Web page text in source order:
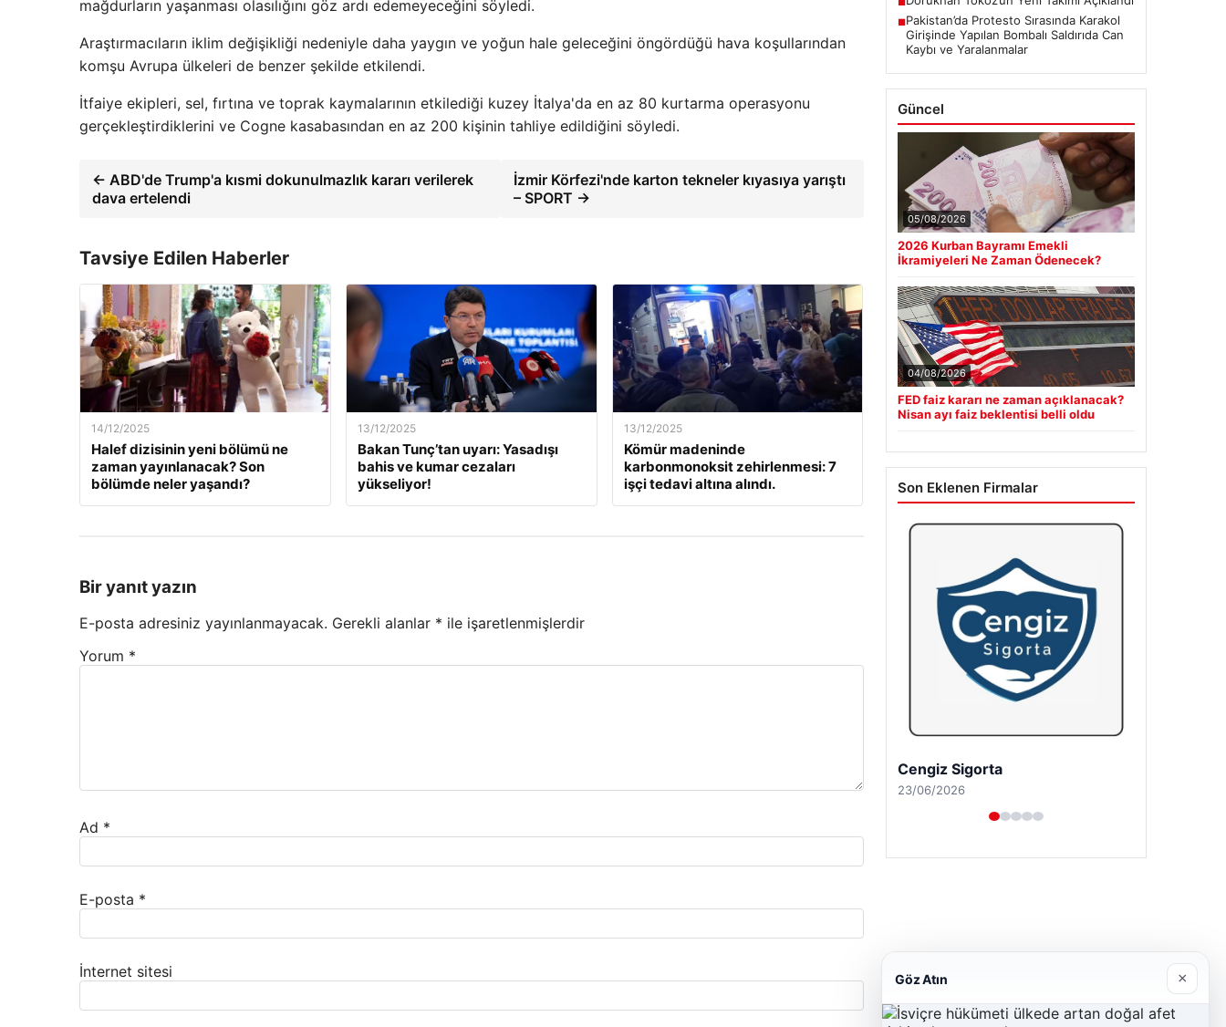
mağdurların yaşanması olasılığını göz ardı edemeyeceğini söyledi.
Araştırmacıların iklim değişikliği nedeniyle daha yaygın ve yoğun hale geleceğini öngördüğü hava koşullarından
komşu Avrupa ülkeleri de benzer şekilde etkilendi.
İtfaiye ekipleri, sel, fırtına ve toprak kaymalarının etkilediği kuzey İtalya'da en az 80 kurtarma operasyonu
gerçekleştirdiklerini ve Cogne kasabasından en az 200 kişinin tahliye edildiğini söyledi.
← ABD'de Trump'a kısmi dokunulmazlık kararı verilerek
dava ertelendi
İzmir Körfezi'nde karton tekneler kıyasıya yarıştı
– SPORT →
Tavsiye Edilen Haberler
14/12/2025
Halef dizisinin yeni bölümü ne
zaman yayınlanacak? Son
bölümde neler yaşandı?
13/12/2025
Bakan Tunç’tan uyarı: Yasadışı
bahis ve kumar cezaları
yükseliyor!
13/12/2025
Kömür madeninde
karbonmonoksit zehirlenmesi: 7
işçi tedavi altına alındı.
Bir yanıt yazın
E-posta adresiniz yayınlanmayacak. Gerekli alanlar * ile işaretlenmişlerdir
Yorum *
Ad *
E-posta *
İnternet sitesi
■Pakistan’da Protesto Sırasında Karakol
Girişinde Yapılan Bombalı Saldırıda Can
Kaybı ve Yaralanmalar
Güncel
05/08/2026
2026 Kurban Bayramı Emekli
İkramiyeleri Ne Zaman Ödenecek?
04/08/2026
FED faiz kararı ne zaman açıklanacak?
Nisan ayı faiz beklentisi belli oldu
Son Eklenen Firmalar
Cengiz Sigorta
23/06/2026
Göz Atın ×